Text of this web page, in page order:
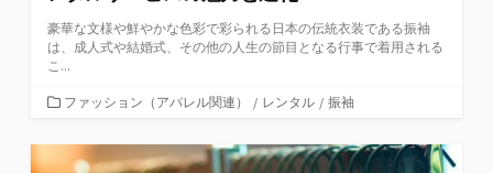
豪華な文様や鮮やかな色彩で彩られる日本の伝統衣装である振袖
は、成人式や結婚式、その他の人生の節目となる行事で着用される
こ...
カ
ゴ
リ
ファッション（アパレル関連） / レンタル / 振袖